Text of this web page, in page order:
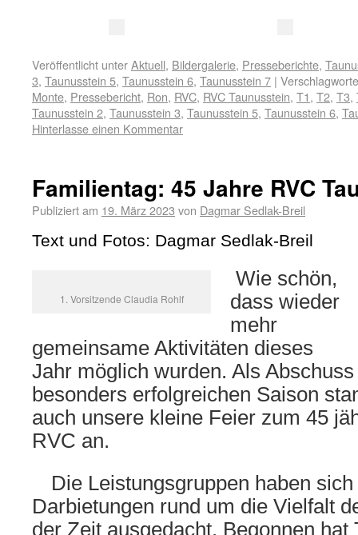
Veröffentlicht unterAktuell, Bildergalerie, Presseberichte,
3, Taunusstein 5, Taunusstein 6, Taunusstein 7 |
Monte, Pressebericht, Ron, RVC, RVC Taunusstein, T1, T2, T3,
Taunusstein 2, Taunusstein 3, Taunusstein 5, Taunusstein 6,
Hinterlasse einen Kommentar
Familientag: 45 Jahre RVC
Publiziert am 19. März 2023 von Dagmar Sedlak-Breil
Text und Fotos: Dagmar Sedlak-Breil
1. Vorsitzende Claudia Rohlf
Wie schön,
dass wieder
mehr
gemeinsame Aktivitäten dieses
Jahr möglich wurden. Als
besonders erfolgreichen Saison
auch unsere kleine Feier zum 45
RVC an.
Die Leistungsgruppen haben
Darbietungen rund um die Vielfalt
der Zeit ausgedacht. Begonnen hat